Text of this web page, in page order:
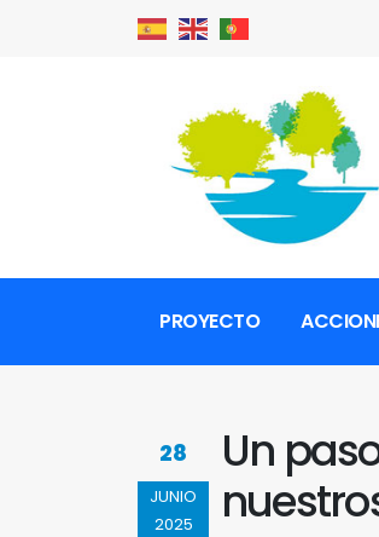
PROYECTO
28
JUNIO
2025
Un